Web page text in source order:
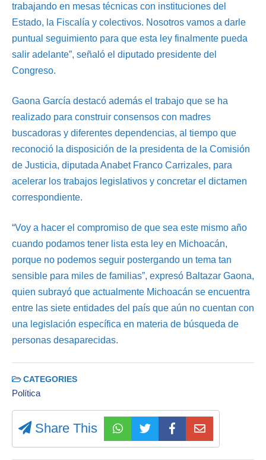
trabajando en mesas técnicas con instituciones del
Estado, la Fiscalía y colectivos. Nosotros vamos a darle
puntual seguimiento para que esta ley finalmente pueda
salir adelante”, señaló el diputado presidente del
Congreso.
Gaona García destacó además el trabajo que se ha
realizado para construir consensos con madres
buscadoras y diferentes dependencias, al tiempo que
reconoció la disposición de la presidenta de la Comisión
de Justicia, diputada Anabet Franco Carrizales, para
acelerar los trabajos legislativos y concretar el dictamen
correspondiente.
“Voy a hacer el compromiso de que sea este mismo año
cuando podamos tener lista esta ley en Michoacán,
porque no podemos seguir postergando un tema tan
sensible para miles de familias”, expresó Baltazar Gaona,
quien subrayó que actualmente Michoacán se encuentra
entre las siete entidades del país que aún no cuentan con
una legislación específica en materia de búsqueda de
personas desaparecidas.
CATEGORIES
Política
Share This